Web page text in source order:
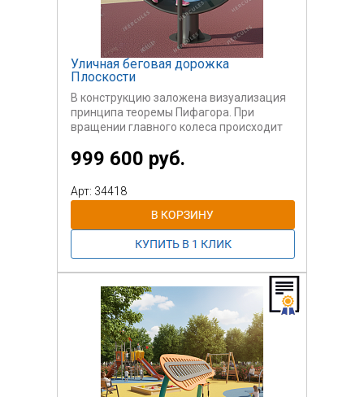
Уличная беговая дорожка
Плоскости
В конструкцию заложена визуализация
принципа теоремы Пифагора. При
вращении главного колеса происходит
площадей треугольников, которые
равны квадратам сторон треугольника,
расположенного по центру. Площадь
двух малых зон заполняется из одной
Оборудование предназначено для
научных парков.
999 600 руб.
Арт: 34418